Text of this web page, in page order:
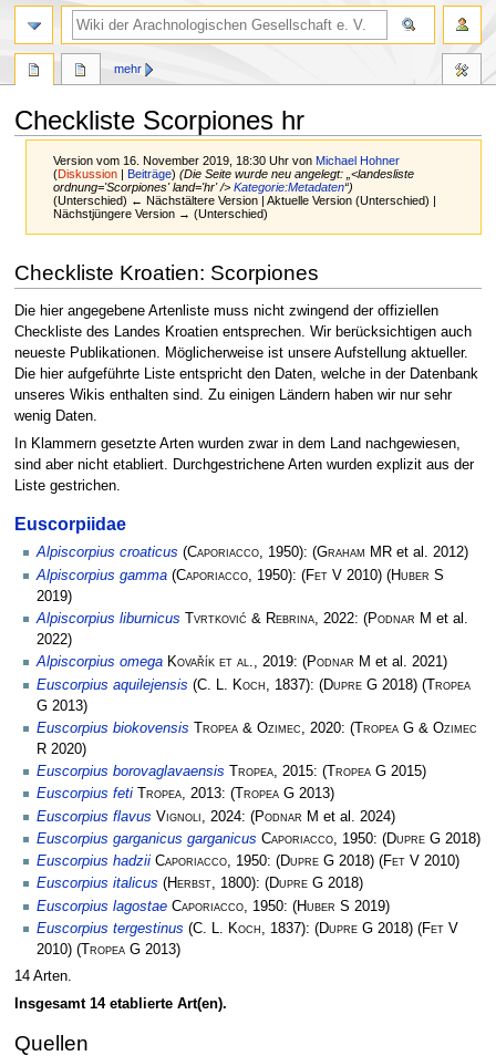
Checkliste Scorpiones hr
Version vom 16. November 2019, 18:30 Uhr vonMichael Hohner
(Diskussion |Beiträge) (Die Seite wurde neu angelegt: „<landesliste
ordnung='Scorpiones' land='hr' />Kategorie:Metadaten“)
(Unterschied) ← Nächstältere Version | Aktuelle Version (Unterschied) |
Nächstjüngere Version → (Unterschied)
Zur
Navigation
springen
Zur
Suche
springen
Checkliste Kroatien: Scorpiones
Die hier angegebene Artenliste muss nicht zwingend der offiziellen
Checkliste des Landes Kroatien entsprechen. Wir berücksichtigen auch
neueste Publikationen. Möglicherweise ist unsere Aufstellung aktueller.
Die hier aufgeführte Liste entspricht den Daten, welche in der Datenbank
unseres Wikis enthalten sind. Zu einigen Ländern haben wir nur sehr
wenig Daten.
In Klammern gesetzte Arten wurden zwar in dem Land nachgewiesen,
sind aber nicht etabliert. Durchgestrichene Arten wurden explizit aus der
Liste gestrichen.
Euscorpiidae
Alpiscorpius croaticus (Caporiacco, 1950): (Graham MR et al. 2012)
Alpiscorpius gamma (Caporiacco , 1950): (Fet V 2010) (Huber S
2019)
Alpiscorpius liburnicus
Tvrtković & Rebrina, 2022: (Podnar M et al.
2022)
Alpiscorpius omega Kovařík et al., 2019: (Podnar M et al. 2021)
Euscorpius aquilejensis (C. L. Koch , 1837): (Dupre G 2018) (Tropea
G 2013)
Euscorpius biokovensis Tropea & Ozimec , 2020: (Tropea G & Ozimec
R 2020)
Euscorpius borovaglavaensis
Tropea, 2015: ( Tropea G 2015)
Euscorpius feti
Tropea, 2013: ( Tropea G 2013)
Euscorpius flavus Vignoli , 2024: (Podnar M et al. 2024)
Euscorpius garganicus garganicus Caporiacco, 1950: (Dupre G 2018)
Euscorpius hadzii Caporiacco, 1950: (Dupre G 2018) (Fet V 2010)
Euscorpius italicus (Herbst, 1800): (Dupre G 2018)
Euscorpius lagostae Caporiacco , 1950: (Huber S 2019)
Euscorpius tergestinus (C. L. Koch, 1837): (Dupre G 2018) (Fet V
2010) ( Tropea G 2013)
14 Arten.
Insgesamt 14 etablierte Art(en).
Quellen
mehr